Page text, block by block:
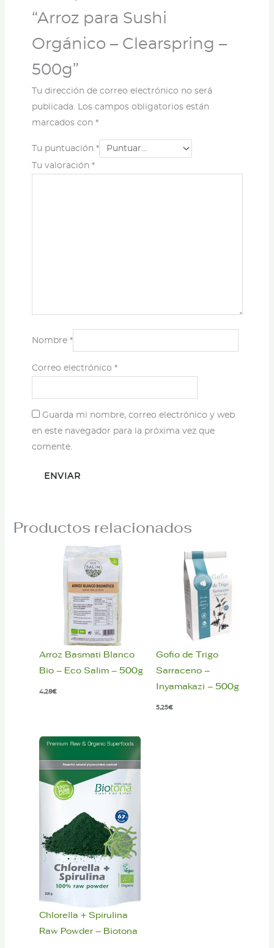
“Arroz para Sushi
Orgánico – Clearspring –
500g”
Tu dirección de correo electrónico no será
publicada. Los campos obligatorios están
marcados con *
Tu puntuación *
Tu valoración *
Nombre *
Correo electrónico *
Guarda mi nombre, correo electrónico y web
en este navegador para la próxima vez que
comente.
Productos relacionados
Arroz Basmati Blanco
Bio – Eco Salim – 500g
4,28€
Gofio de Trigo
Sarraceno –
Inyamakazi – 500g
5,25€
Chlorella + Spirulina
Raw Powder – Biotona